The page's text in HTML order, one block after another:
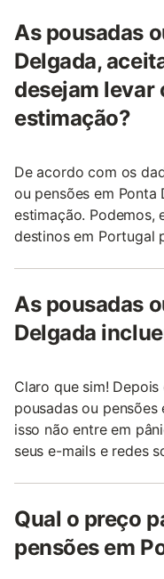
As pousadas
Delgada,
desejam levar
estimação?
De acordo com os
ou pensões em Ponta
estimação. Podemos,
destinos em Portugal
As pousadas
Delgada
Claro que sim!
pousadas ou
isso não entre em
seus e-mails e redes
Qual o preço
pensões em